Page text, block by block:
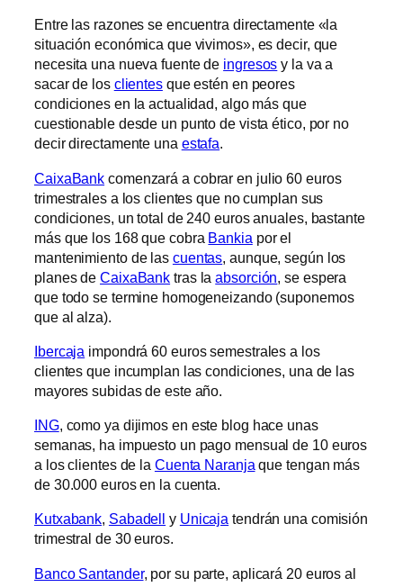
Entre las razones se encuentra directamente «la
situación económica que vivimos», es decir, que
necesita una nueva fuente de ingresos y la va a
sacar de los clientesque estén en peores
condiciones en la actualidad, algo más que
cuestionable desde un punto de vista ético, por no
decir directamente una estafa.
CaixaBank comenzará a cobrar en julio 60 euros
trimestrales a los clientes que no cumplan sus
condiciones, un total de 240 euros anuales, bastante
más que los 168 que cobra Bankia por el
mantenimiento de las cuentas , aunque, según los
planes deCaixaBank tras laabsorción , se espera
que todo se termine homogeneizando (suponemos
que al alza).
Ibercaja impondrá 60 euros semestrales a los
clientes que incumplan las condiciones, una de las
mayores subidas de este año.
ING, como ya dijimos en este blog hace unas
semanas, ha impuesto un pago mensual de 10 euros
a los clientes de la Cuenta Naranja que tengan más
de 30.000 euros en la cuenta.
Kutxabank, Sabadell y Unicaja tendrán una comisión
trimestral de 30 euros.
Banco Santander, por su parte, aplicará 20 euros al